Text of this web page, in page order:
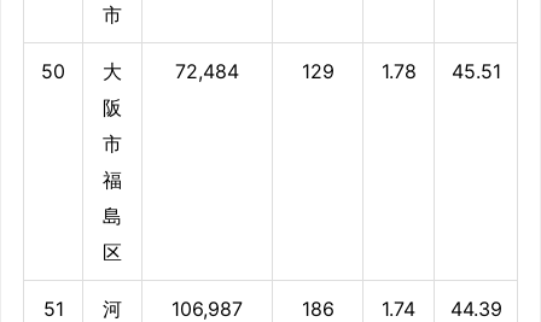
市
50
大
阪
市
福
島
区
72,484 129 1.78 45.51
51 河 106,987 186 1.74 44.39